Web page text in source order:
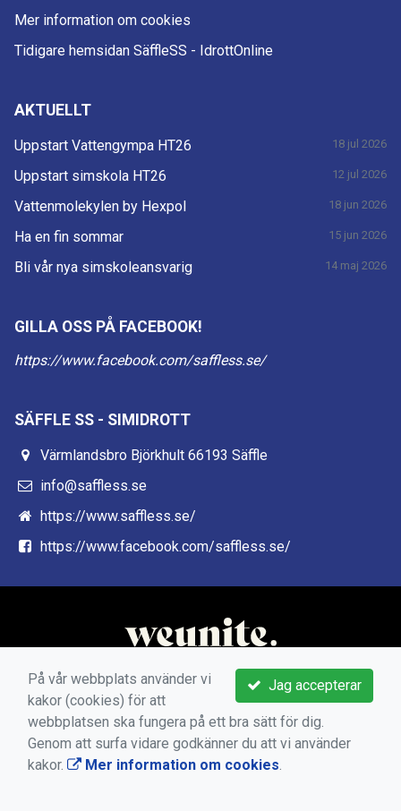
Mer information om cookies
Tidigare hemsidan SäffleSS - IdrottOnline
AKTUELLT
Uppstart Vattengympa HT26 18 jul 2026
Uppstart simskola HT26 12 jul 2026
Vattenmolekylen by Hexpol 18 jun 2026
Ha en fin sommar 15 jun 2026
Bli vår nya simskoleansvarig 14 maj 2026
GILLA OSS PÅ FACEBOOK!
https://www.facebook.com/saffless.se/
SÄFFLE SS - SIMIDROTT
Värmlandsbro Björkhult 66193 Säffle
info@saffless.se
https://www.saffless.se/
https://www.facebook.com/saffless.se/
Jag accepterar
På vår webbplats använder vi
kakor (cookies) för att
webbplatsen ska fungera på ett bra sätt för dig.
Genom att surfa vidare godkänner du att vi använder
kakor.
Mer information om cookies.